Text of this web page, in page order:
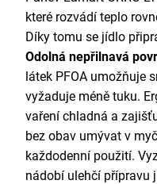
které rozvádí teplo
Díky tomu se jídlo
Odolná nepřilnavá
látek PFOA umožňuje
vyžaduje méně tuku.
vaření chladná a
bez obav umývat v
každodenní použití.
nádobí ulehčí přípravu